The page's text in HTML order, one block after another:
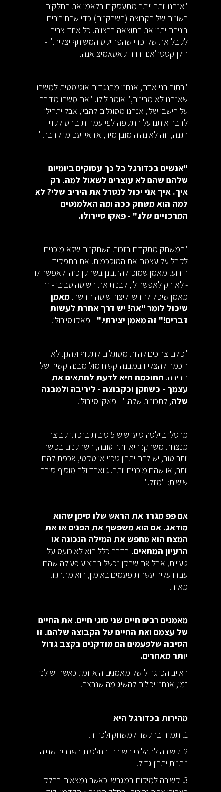
"אנחנו יותר ויותר מתעסקים בלאמן את החלקים
השונים של הקבוצה (השחקנים) כדי שהחיבורים
ביניהם יתנו את התוצאה הרצויה. כל אחד צריך
לקבל את שלו כדי שהפרויקט המשותף יצליח." -
חולן קסטז'אנו ודויד קאסאמיצ'אנה.
"בתור בני אדם, אנחנו מתנגדים אוטומטית למשהו
שאנחנו לא מבינים," אומר לילו. "אם משהו מדבר
על הישבן שלו, אנחנו מסוגלים להבין, אבל יתחילו
לדבר איתנו על התקפה לפי עמדות ביחס לקווי
הגנה, וזה לא נהיה מובן מיד, אז אין עם מי לדבר."
"אנשים בכדורגל כל כך עסוקים ביומיום
שלהם שהם לא עוצרים לשאול למה. רק
איך. איך אני יכול לנטרל את היריב שלי? לא
למה הוא משחק ככה ומה האלמנטים
המרכזיים שלו." - פאקו סיירולו.
"המשחק מתקדם בזכות השחקנים שלא מוכנים
לקבל על עצמם את המוסכמות. את התפקיד
הידוע. מאמן שמוכן להתבונן בשחקן כזה ולאפשר לו
- לא רק לאפשר לו, לבנות את השיטה סביבו - זה
מאמן שיכול לחדש וליצור שיטה חדשה.מאמן
שיכול לומר "אה! יש דרך אחרת לעשות
דברים!" זה מאמן יצירתי." - פאקו סיירולו.
"כולם צריכים להיות מסוגלים לתקוף ולהגן. לא
חוכמה להצליח במבנה קשיח מול מבנה קשיח של
היריבה. החוכמה היא לדעת להתאים את
עצמך - כשחקן וכקבוצה - ליריבה ולמבנה
שלה, לתכונות שלה." - פאקו סיירולו.
מרסלו ביילסה טוען שיש 5 סיבות בזכותן קבוצה
מנצחת משחק: היא יותר טובה, השחקנים בכושר
יותר טוב, יש להם יתרון טכני או טקטי, אכפת להם
יותר, או שהם מוכנים יותר. גווארדיולה מוסיף סיבה
שישית: "מזל."
אם פפ מגרד את הראש שלו סימן שהוא
מודאג. אם הוא משפשף את הפנים או את
המצח הוא מחפש את המילה הנכונה או
הרעיון המתאים. בדרך כלל הוא לא כועס על
טעויות, אבל אם שחקן נכשל בביצוע פעולה שהם
עבדו עליה עשרות פעמים באימון, הוא מתרגז.
מאוד.
מאמנים רבים חיים שני סוגי חיים. את החיים
של עצמם ואת החיים של הקבוצה שלהם. זו
הסיבה שלפעמים הם מזדקנים בקצב גדול
יותר מאחרים.
האויב הכי גדול של מאמנים הוא זמן. כאשר יש לנו
זמן, אנחנו יכולים להשיג מה שנרצה.
מהירות בכדורגל היא
1. תמיד בהקשר למשחק ולכדור.
2. קשורה לתהליכי חשיבה. החלטות בשבריר שנייה
נותנות יתרון גדול.
3. קשורה למיקום במגרש. כאשר נמצאים בחלק